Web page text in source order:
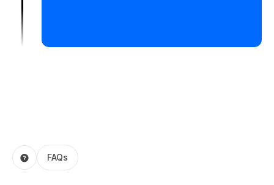
FAQs